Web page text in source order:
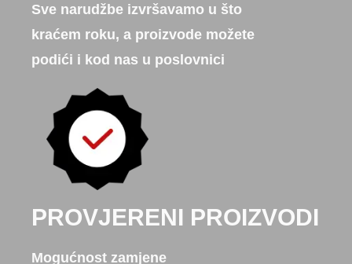
Sve narudžbe izvršavamo u što
kraćem roku, a proizvode možete
podići i kod nas u poslovnici
PROVJERENI PROIZVODI
Mogućnost zamjene